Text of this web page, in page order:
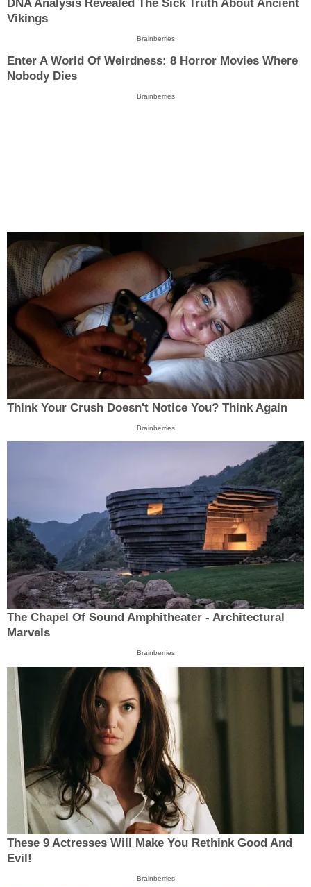
DNA Analysis Revealed The Sick Truth About Ancient
Vikings
Brainberries
Enter A World Of Weirdness: 8 Horror Movies Where
Nobody Dies
Brainberries
Think Your Crush Doesn't Notice You? Think Again
Brainberries
The Chapel Of Sound Amphitheater - Architectural
Marvels
Brainberries
These 9 Actresses Will Make You Rethink Good And
Evil!
Brainberries